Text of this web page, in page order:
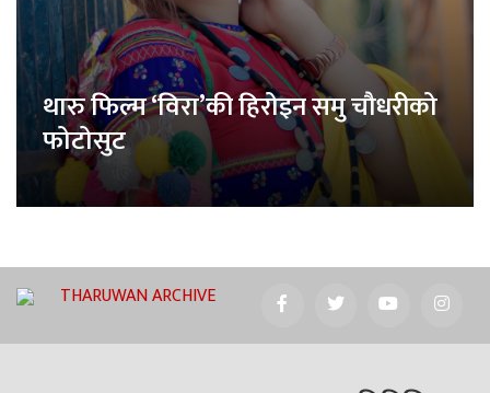
थारु फिल्म ‘विरा’की हिरोइन समु चौधरीको
फोटोसुट
THARUWAN ARCHIVE